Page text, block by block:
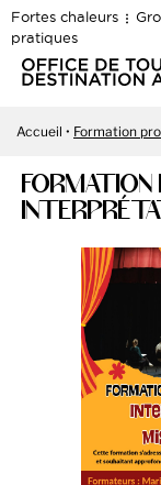
Fortes chaleurs
pratiques
Accueil Formation
FORMATION